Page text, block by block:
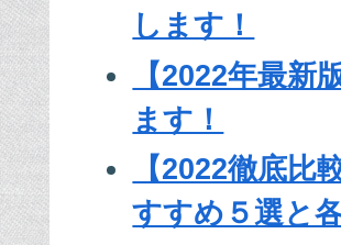
します！
【2022年最新
ます！
【2022徹底
すすめ５選と